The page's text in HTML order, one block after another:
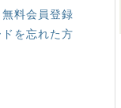
無料会員登録
を忘れた方